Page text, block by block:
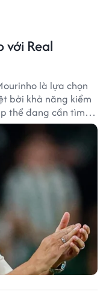
với Real
là lựa chọn
bởi khả năng kiểm
thể đang cần tìm